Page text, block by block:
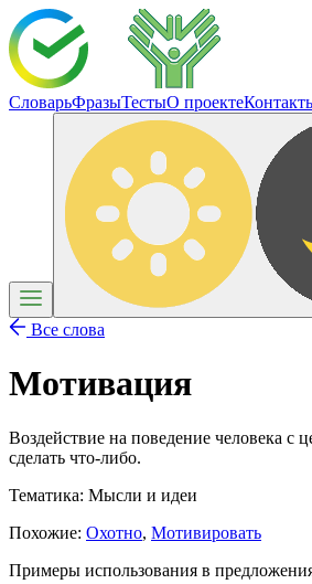
СловарьФразыТестыО проекте
Все слова
Мотивация
Воздействие на поведение человека с
сделать что-либо.
Тематика: Мысли и идеи
Похожие: Охотно, Мотивировать
Примеры использования в